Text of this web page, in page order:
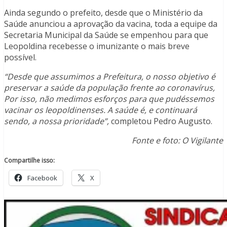
Ainda segundo o prefeito, desde que o Ministério da
Saúde anunciou a aprovação da vacina, toda a equipe da
Secretaria Municipal da Saúde se empenhou para que
Leopoldina recebesse o imunizante o mais breve
possível.
“Desde que assumimos a Prefeitura, o nosso objetivo é
preservar a saúde da população frente ao coronavírus,
Por isso, não medimos esforços para que pudéssemos
vacinar os leopoldinenses. A saúde é, e continuará
sendo, a nossa prioridade”,completou Pedro Augusto.
Fonte e foto: O Vigilante
Compartilhe isso:
Facebook X